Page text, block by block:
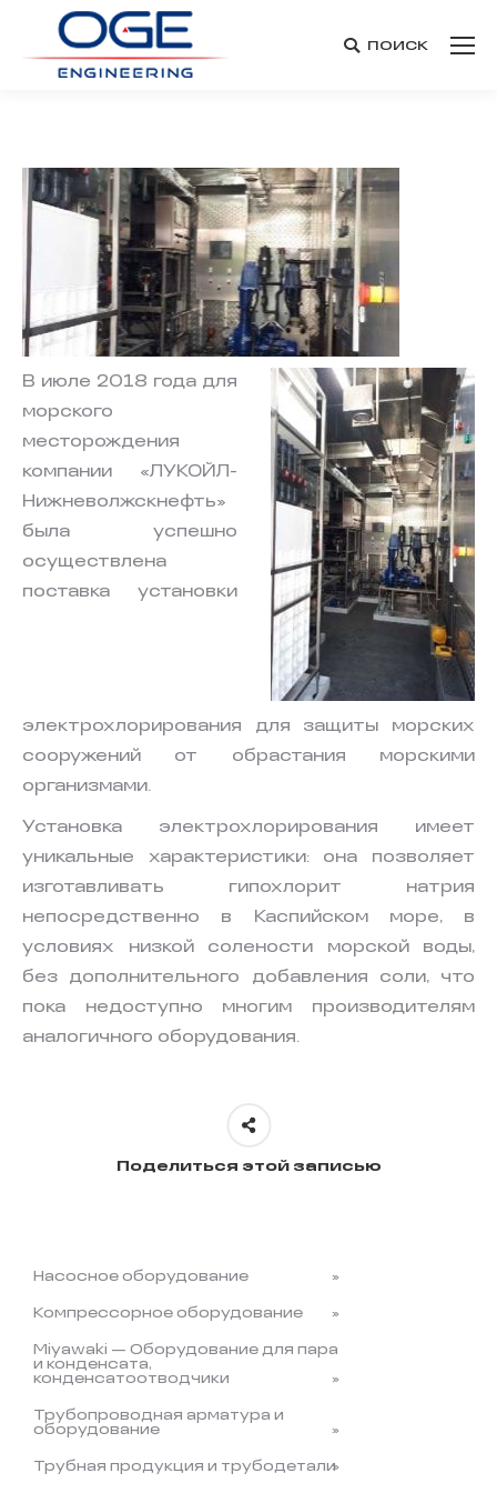
Поиск:
поиск
В июле 2018 года для
морского
месторождения
компании «ЛУКОЙЛ-
Нижневолжскнефть»
была успешно
осуществлена
поставка установки
электрохлорирования для защиты морских
сооружений от обрастания морскими
организмами.
Установка электрохлорирования имеет
уникальные характеристики: она позволяет
изготавливать гипохлорит натрия
непосредственно в Каспийском море, в
условиях низкой солености морской воды,
без дополнительного добавления соли, что
пока недоступно многим производителям
аналогичного оборудования.
Поделиться этой записью
Насосное оборудование
Компрессорное оборудование
Miyawaki — Оборудование для пара
и конденсата,
конденсатоотводчики
Трубопроводная арматура и
оборудование
Трубная продукция и трубодетали